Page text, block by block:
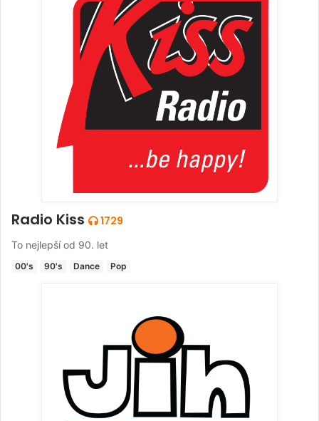
Radio Kiss 1729
To nejlepší od 90. let
00's 90's Dance Pop